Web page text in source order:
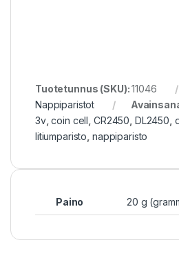
Tuotetunnus (SKU):11046
Nappiparistot
3v,coin cell CR2450 DL2450
litiumparisto nappiparisto
Paino 20 g